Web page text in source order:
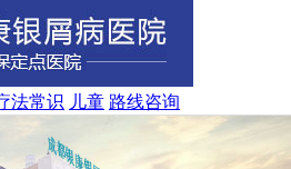
法常识 儿童 路线咨询